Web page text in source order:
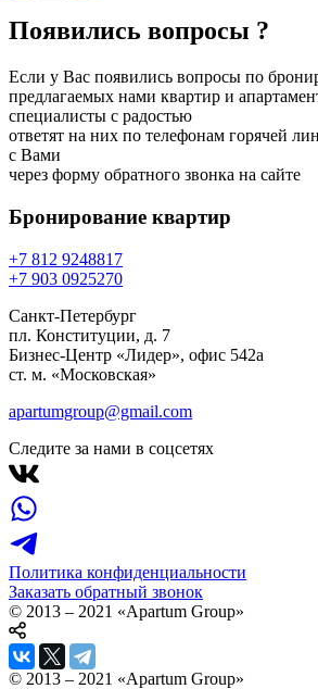
Появились вопросы ?
Если у Вас появились вопросы по
предлагаемых нами квартир и
специалисты с радостью
ответят на них по телефонам горячей
с Вами
через форму обратного звонка на сайте
Бронирование квартир
+7 812 9248817
+7 903 0925270
Санкт-Петербург
пл. Конституции, д. 7
Бизнес-Центр «Лидер», офис 542a
ст. м. «Московская»
apartumgroup@gmail.com
Следите за нами в соцсетях
Политика конфиденциальности
Заказать обратный звонок
© 2013 – 2021 «Apartum Group»
© 2013 – 2021 «Apartum Group»